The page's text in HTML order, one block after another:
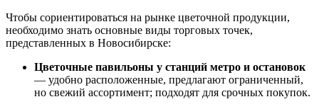
Чтобы сориентироваться на рынке цветочной продукции,
необходимо знать основные виды торговых точек,
представленных в Новосибирске:
Цветочные павильоны у станций метро и остановок
— удобно расположенные, предлагают ограниченный,
но свежий ассортимент; подходят для срочных покупок.